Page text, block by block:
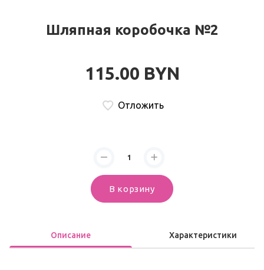
Шляпная коробочка №2
115.00 BYN
Отложить
В корзину
Описание Характеристики